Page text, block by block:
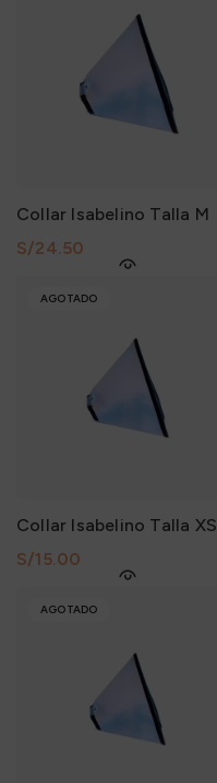
Collar Isabelino Talla M
S/
AGOTADO
Collar Isabelino Talla XS
S/
AGOTADO